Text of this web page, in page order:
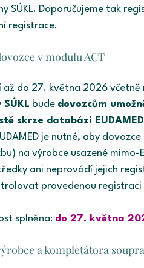
SÚKL. Doporučujeme tak
registrace.
v modulu ACT
do 27. května 2026 včetně
bude dovozcům
skrze databázi
je nutné, aby
na výrobce usazené mimo-
ani neprovádí jejich
provedenou registraci
splněna: do 27. května
a kompletátora